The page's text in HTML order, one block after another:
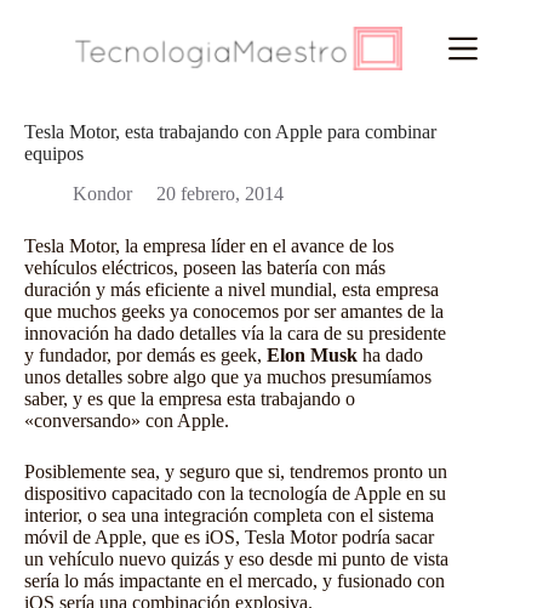
Tesla Motor, esta trabajando con Apple para combinar
equipos
Kondor
20 febrero, 2014
Tesla Motor, la empresa líder en el avance de los
vehículos eléctricos, poseen las batería con más
duración y más eficiente a nivel mundial, esta empresa
que muchos geeks ya conocemos por ser amantes de la
innovación ha dado detalles vía la cara de su presidente
y fundador, por demás es geek, Elon Musk ha dado
unos detalles sobre algo que ya muchos presumíamos
saber, y es que la empresa esta trabajando o
«conversando» con Apple.
Posiblemente sea, y seguro que si, tendremos pronto un
dispositivo capacitado con la tecnología de Apple en su
interior, o sea una integración completa con el sistema
móvil de Apple, que es iOS, Tesla Motor podría sacar
un vehículo nuevo quizás y eso desde mi punto de vista
sería lo más impactante en el mercado, y fusionado con
iOS sería una combinación explosiva.